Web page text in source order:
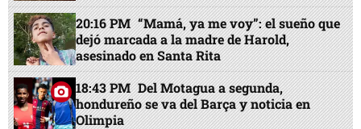
20:16 PM “Mamá, ya me voy”: el sueño que
dejó marcada a la madre de Harold,
asesinado en Santa Rita
18:43 PM Del Motagua a segunda,
hondureño se va del Barça y noticia en
Olimpia